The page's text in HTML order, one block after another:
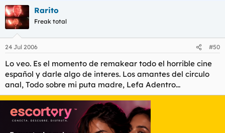
Rarito
Freak total
24 Jul 2006 #50
Lo veo. Es el momento de remakear todo el horrible cine
español y darle algo de interes. Los amantes del circulo
anal, Todo sobre mi puta madre, Lefa Adentro...